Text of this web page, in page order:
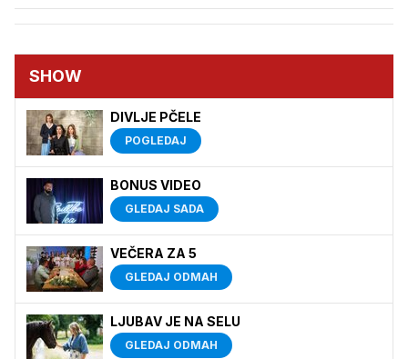
SHOW
DIVLJE PČELE
POGLEDAJ
BONUS VIDEO
GLEDAJ SADA
VEČERA ZA 5
GLEDAJ ODMAH
LJUBAV JE NA SELU
GLEDAJ ODMAH